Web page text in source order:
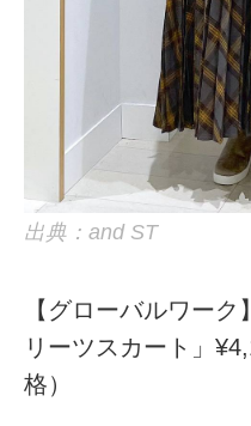
出典：and ST
【グローバルワー
リーツスカート」
格）